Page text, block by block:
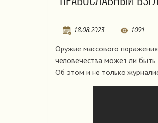
18.08.2023 1091
Оружие массового
человечества может ли быть
Об этом и не только